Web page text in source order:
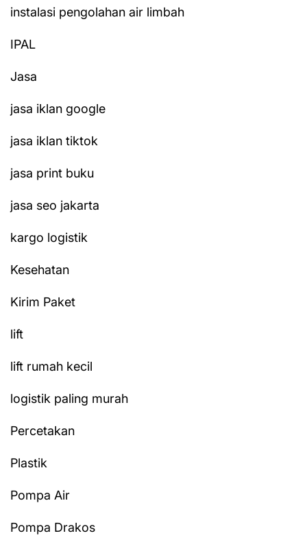
instalasi pengolahan air limbah
IPAL
Jasa
jasa iklan google
jasa iklan tiktok
jasa print buku
jasa seo jakarta
kargo logistik
Kesehatan
Kirim Paket
lift
lift rumah kecil
logistik paling murah
Percetakan
Plastik
Pompa Air
Pompa Drakos